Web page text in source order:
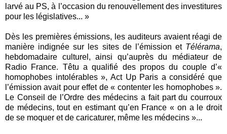
larvé au PS, à l’occasion du renouvellement des investitures
pour les législatives... »
Dès les premières émissions, les auditeurs avaient réagi de
manière indignée sur les sites de l’émission et Télérama,
hebdomadaire culturel, ainsi qu’auprès du médiateur de
Radio France. Têtu a qualifié des propos du couple d’«
homophobes intolérables », Act Up Paris a considéré que
l’émission avait pour effet de « contenter les homophobes ».
Le Conseil de l’Ordre des médecins a fait part du courroux
de médecins, tout en estimant qu’en France « on a le droit
de se moquer et de caricaturer, même les médecins »...